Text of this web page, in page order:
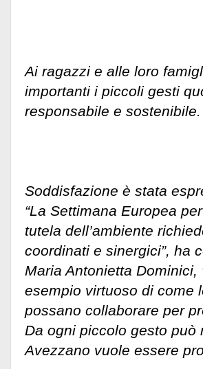
Ai ragazzi e alle loro
importanti i piccoli gesti
responsabile e sostenibile.
Soddisfazione è stata
“La Settimana Europea
tutela dell’ambiente
coordinati e sinergici”, ha
Maria Antonietta Dominici,
esempio virtuoso di come
possano collaborare per
Da ogni piccolo gesto
Avezzano vuole essere